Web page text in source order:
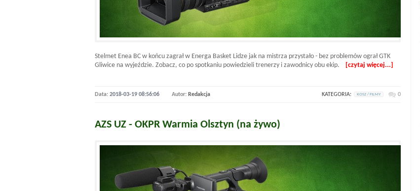
Stelmet Enea BC w końcu zagrał w Energa Basket Lidze jak na mistrza przystało - bez problemów ograł GTK
Gliwice na wyjeździe. Zobacz, co po spotkaniu powiedzieli trenerzy i zawodnicy obu ekip.
[czytaj więcej...]
Data: 2018-03-19 08:56:06 Autor: Redakcja KATEGORIA: KOSZ / FILMY 0
AZS UZ - OKPR Warmia Olsztyn (na żywo)